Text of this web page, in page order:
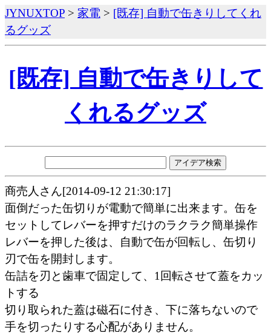
JYNUXTOP > 家電 > [既存] 自動で缶きりしてくれ
るグッズ
[既存] 自動で缶きりして
くれるグッズ
商売人さん[2014-09-12 21:30:17]
面倒だった缶切りが電動で簡単に出来ます。缶を
セットしてレバーを押すだけのラクラク簡単操作
レバーを押した後は、自動で缶が回転し、缶切り
刃で缶を開封します。
缶詰を刃と歯車で固定して、1回転させて蓋をカッ
トする
切り取られた蓋は磁石に付き、下に落ちないので
手を切ったりする心配がありません。